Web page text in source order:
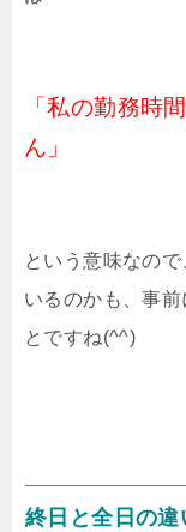
「私の勤務時
ん」
という意味なの
いるのかも、事
とですね(^^)
終日と全日の違